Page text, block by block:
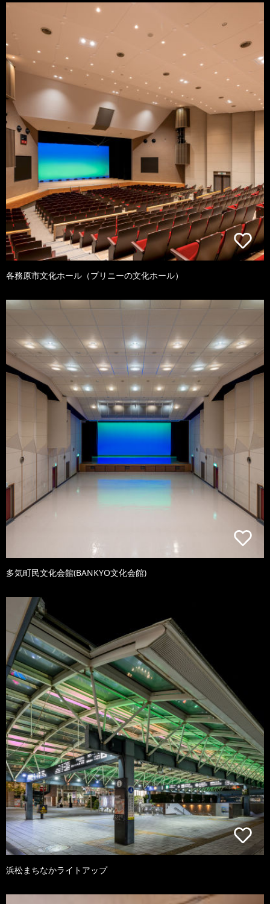
各務原市文化ホール（プリニーの文化ホール）
多気町民文化会館(BANKYO文化会館)
浜松まちなかライトアップ